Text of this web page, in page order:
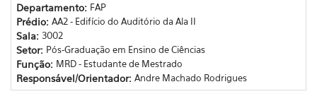
Departamento: FAP
Prédio: AA2 - Edifício do Auditório da Ala II
Sala: 3002
Setor: Pós-Graduação em Ensino de Ciências
Função: MRD - Estudante de Mestrado
Responsável/Orientador: Andre Machado Rodrigues